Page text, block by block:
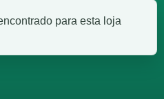
para esta loja